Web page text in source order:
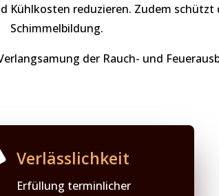
Kühlkosten reduzieren. Zudem
Schimmelbildung.
der Rauch- und
Verlässlichkeit
Erfüllung terminlicher